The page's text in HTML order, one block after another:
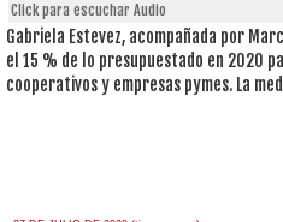
Click para escuchar Audio
Gabriela Estevez, acompañada por
el 15 % de lo presupuestado en 2020
cooperativos y empresas pymes. La